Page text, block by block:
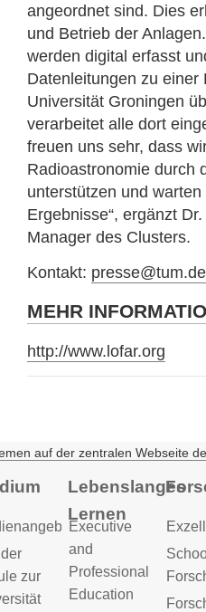
angeordnet sind. Dies
und Betrieb der
werden digital erfasst
Datenleitungen zu
Universität Groningen
verarbeitet alle dort
freuen uns sehr, dass
Radioastronomie durch
unterstützen und
Ergebnisse“, ergänzt
Manager des Clusters.
Kontakt: presse@tum.de
MEHR
http://www.lofar.org
auf der zentralen Webseite
zur
Lebenslanges
Lernen
Executive
and
Professional
Education